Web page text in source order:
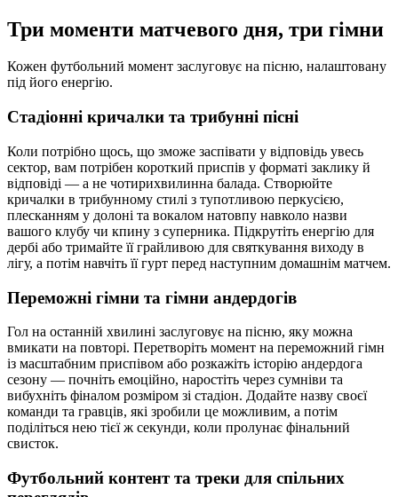
Три моменти матчевого дня, три гімни
Кожен футбольний момент заслуговує на пісню, налаштовану
під його енергію.
Стадіонні кричалки та трибунні пісні
Коли потрібно щось, що зможе заспівати у відповідь увесь
сектор, вам потрібен короткий приспів у форматі заклику й
відповіді — а не чотирихвилинна балада. Створюйте
кричалки в трибунному стилі з тупотливою перкусією,
плесканням у долоні та вокалом натовпу навколо назви
вашого клубу чи кпину з суперника. Підкрутіть енергію для
дербі або тримайте її грайливою для святкування виходу в
лігу, а потім навчіть її гурт перед наступним домашнім матчем.
Переможні гімни та гімни андердогів
Гол на останній хвилині заслуговує на пісню, яку можна
вмикати на повторі. Перетворіть момент на переможний гімн
із масштабним приспівом або розкажіть історію андердога
сезону — почніть емоційно, наростіть через сумніви та
вибухніть фіналом розміром зі стадіон. Додайте назву своєї
команди та гравців, які зробили це можливим, а потім
поділіться нею тієї ж секунди, коли пролунає фінальний
свисток.
Футбольний контент та треки для спільних